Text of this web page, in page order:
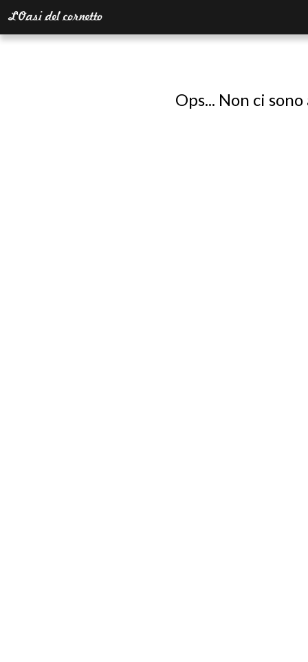
Ops... Non ci